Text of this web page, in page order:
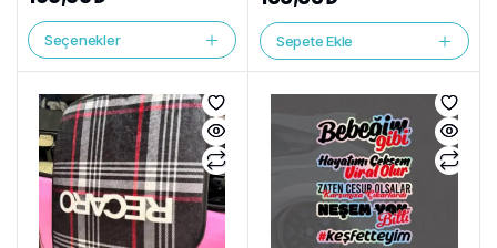
Seçenekler Sepete Ekle